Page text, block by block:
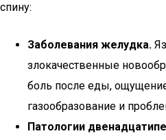
спину:
Заболевания желудка.
злокачественные
боль после еды,
газообразование и
Патологии